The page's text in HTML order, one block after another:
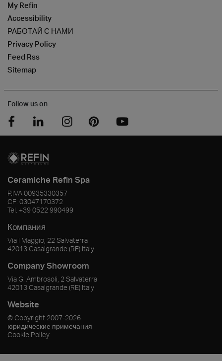
My Refin
Accessibility
РАБОТАЙ С НАМИ
Privacy Policy
Feed Rss
Sitemap
Follow us on
Ceramiche Refin Spa
P.IVA00935330357
CF: 03047170372
Tel. +39 0522 990499
Компания
Via I Maggio, 22 Salvaterra
42013 Casalgrande (RE) Italy
Company Showroom
Via G. Ambrosoli, 2 Salvaterra
42013 Casalgrande (RE) Italy
Website
© Copyright 2007-2026
юридические примечания
Cookie Policy